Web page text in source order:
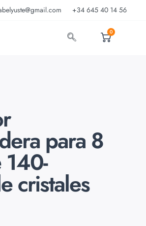
+34 645 40 14 56
0
para 8
140-
cristales